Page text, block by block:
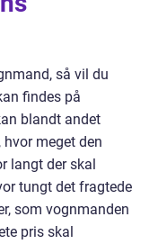
så vil du
findes på
blandt andet
meget den
langt der skal
tungt det fragtede
som vognmanden
pris skal